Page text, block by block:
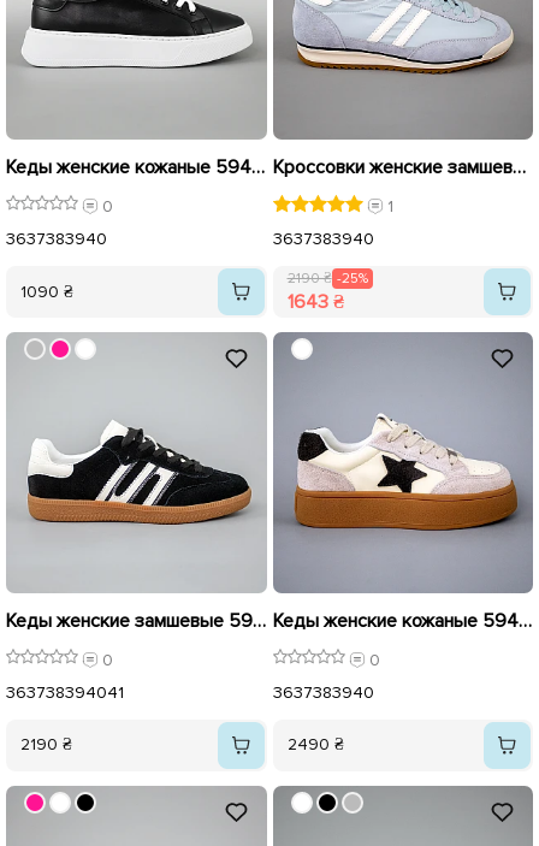
Кеды женские кожаные 594552 Черные
0
3637383940
1090 ₴
Кроссовки женские замшевые 594221 Голубые распродажа
1
3637383940
2190 ₴ -25%
1643 ₴
Кеды женские замшевые 594222 Черные
0
363738394041
2190 ₴
Кеды женские кожаные 594220 Бежевые
0
3637383940
2490 ₴